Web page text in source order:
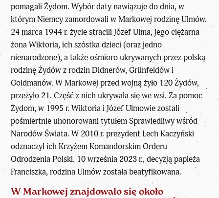
pomagali Żydom. Wybór daty nawiązuje do dnia, w
którym Niemcy zamordowali w Markowej rodzinę Ulmów.
24 marca 1944 r. życie stracili Józef Ulma, jego ciężarna
żona Wiktoria, ich szóstka dzieci (oraz jedno
nienarodzone), a także ośmioro ukrywanych przez polską
rodzinę Żydów z rodzin Didnerów, Grünfeldów i
Goldmanów. W Markowej przed wojną żyło 120 Żydów,
przeżyło 21. Część z nich ukrywała się we wsi. Za pomoc
Żydom, w 1995 r. Wiktoria i Józef Ulmowie zostali
pośmiertnie uhonorowani tytułem Sprawiedliwy wśród
Narodów Świata. W 2010 r. prezydent Lech Kaczyński
odznaczył ich Krzyżem Komandorskim Orderu
Odrodzenia Polski. 10 września 2023 r., decyzją papieża
Franciszka, rodzina Ulmów została beatyfikowana.
W Markowej znajdowało się około